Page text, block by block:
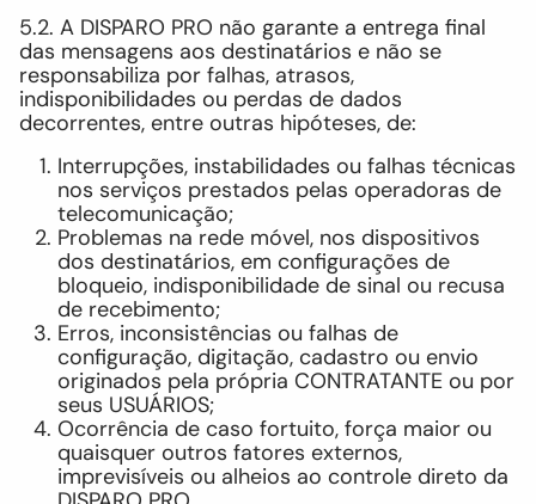
5.2. A DISPARO PRO não garante a entrega final
das mensagens aos destinatários e não se
responsabiliza por falhas, atrasos,
indisponibilidades ou perdas de dados
decorrentes, entre outras hipóteses, de:
Interrupções, instabilidades ou falhas técnicas
nos serviços prestados pelas operadoras de
telecomunicação;
Problemas na rede móvel, nos dispositivos
dos destinatários, em configurações de
bloqueio, indisponibilidade de sinal ou recusa
de recebimento;
Erros, inconsistências ou falhas de
configuração, digitação, cadastro ou envio
originados pela própria CONTRATANTE ou por
seus USUÁRIOS;
Ocorrência de caso fortuito, força maior ou
quaisquer outros fatores externos,
imprevisíveis ou alheios ao controle direto da